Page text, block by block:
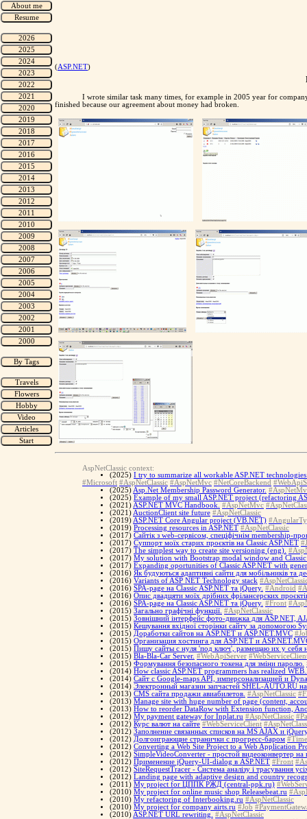
(ASP.NET)
I wrote similar task many times, for example in 2005 year for
finished because our agreement about money had broken.
AspNetClassic context:
(2025) I try to summarize all workable ASP.NET
#Microsoft #AspNetClassic #AspNetMvc #NetCoreBackend
(2025) Asp.Net Membership Password Generator.
(2025) Example of my small ASP.NET project (refactoring
(2021) ASP.NET MVC Handbook. #AspNetMvc
(2021) AuctionClient site future #AspNetClassic
(2019) ASP.NET Core Angular project (VB.NET)
(2019) Processing resources in ASP.NET #AspNetClassic
(2017) Cайтік з web-сервісом, спеціфічнім membership-
(2017) Суппорт моїх старих проєктів на Classic ASP.NET
(2017) The simplest way to create site versioning (eng).
(2017) My solution with Bootstrap modal window and Classic
(2017) Expanding oportunities of Classic ASP.NET with
(2016) Як будуються адаптивні сайти для мобільників та
(2016) Variants of ASP NET Technology stack
(2016) SPA-page на Classic ASP.NET та jQuery. #Android
(2016) Опис двадцяти моїх дрібних фрілансерских
(2016) SPA-page на Classic ASP.NET та jQuery. #Front
(2015) Загально графічні функції. #AspNetClassic
(2015) Зовнішний інтерфейс фото-движка для ASP.NET,
(2015) Кешування вхідної сторінки сайту за допомогою
(2015) Доработки сайтов на ASP.NET и ASP.NET.MVC
(2015) Организация хостинга для ASP.NET и
(2015) Пишу сайты с нуля 'под ключ', размещаю их у себя
(2015) Bla-Bla-Car Server. #WebApiServer
(2015) Формування безопасного токена для зміни паролю.
(2014) How classic ASP.NET programmers has realized
(2014) Сайт с Google-maps API, имперсонализацией и
(2014) Электронный магазин запчастей SHEL-AUTO.RU
(2013) CMS сайта продажи авиабилетов. #AspNetClassic
(2013) Manage site with huge number of page (content,
(2013) How to reorder DataRow with Extension function,
(2012) My payment gateway for Inplat.ru #AspNetClassic
(2012) Курс валют на сайте #WebServiceClient
(2012) Заполнение связанных списков на MS AJAX и
(2012) Долгоиграющие странички с прогресс-баром
(2012) Converting a Web Site Project to a Web Application
(2012) SimpleVideoConverter - простой видеоконвертер на
(2012) Применение jQuery-UI-dialog в ASP.NET #Front
(2012) SiteRequestTracer - Система аналізу і трасування
(2012) Landing page with adaptive design and country
(2011) My project for ЦППК РЖД (central-ppk.ru)
(2010) My project for online music shop Releasebeat.ru
(2010) My refactoring of Interbooking.ru #AspNetClassic
(2010) My project for company airts.ru #Job
(2010) ASP.NET URL rewriting.
#AspNetClassic